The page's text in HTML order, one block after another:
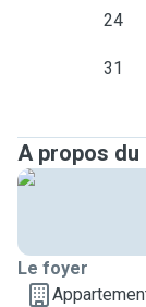
24
31
A propos du
Le foyer